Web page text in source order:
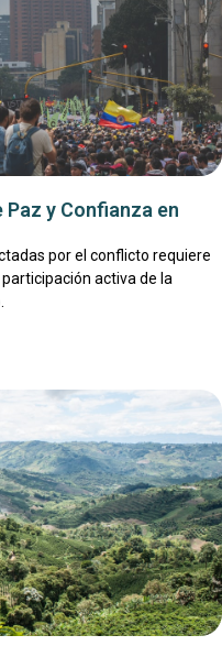
y Confianza en
por el conflicto requiere
activa de la